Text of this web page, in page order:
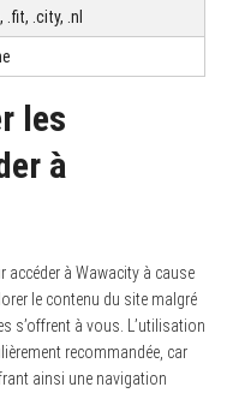
.fit, .city, .nl
les
à
accéder à Wawacity à cause
le contenu du site malgré
s’offrent à vous. L’utilisation
recommandée, car
ainsi une navigation